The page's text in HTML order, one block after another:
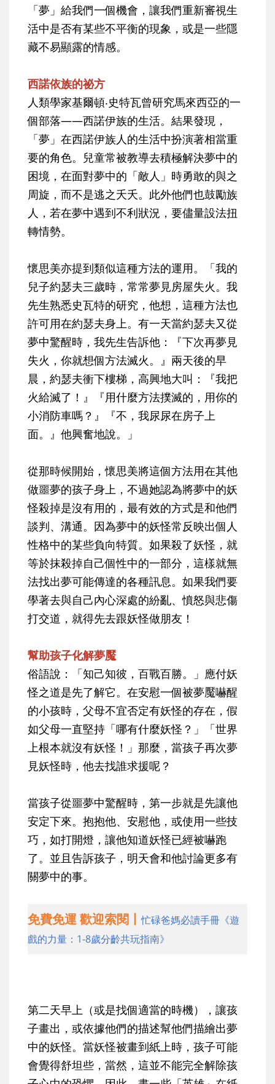
「夢」給我們一個機會，讓我們重新審視生
活中是否有某些不平衡的現象，或是一些隱
藏不易顯露的情感。
西諾依族的祕方
人類學家基爾頓‧史特瓦曾研究馬來西亞的一
個部落——西諾伊族的生活。結果發現，
「夢」在西諾伊族人的生活中扮演著相當重
要的角色。兒童常被教導去積極解決夢中的
困境，在面對夢中的「敵人」時勇敢的與之
周旋，而不是逃之夭夭。此外他們也鼓勵族
人，若在夢中遇到不利狀況，要儘量設法扭
轉情勢。
懷思美亦提到類似這種方法的運用。「我的
兒子約瑟夫三歲時，常常夢見房屋失火。我
先生熟悉史瓦特的研究，他想，這種方法也
許可用在約瑟夫身上。有一天當約瑟夫又從
夢中驚醒時，我先生告訴他：『下次再夢見
失火，你就想個方法滅火。』兩天後的早
晨，約瑟夫衝下樓梯，高興地大叫：『我把
火給滅了！』『用什麼方法撲滅的，用你的
小消防車嗎？』『不，我尿尿在房子上
面。』他興奮地說。」
從那時候開始，懷思美將這個方法用在其他
做噩夢的孩子身上，不過她認為將夢中的妖
怪殺掉是沒有用的，最有效的方式是和他們
談判、溝通。因為夢中的妖怪常反映出個人
性格中的某些負向特質。如果殺了妖怪，就
等於抹殺掉自己個性中的一部分，這樣就無
法找出夢可能傳達的各種訊息。如果我們要
學著去與自己內心深處的紛亂、憤怒與悲傷
打交道，就得先去跟妖怪做朋友！
幫助孩子化解夢魘
俗語說：「知己知彼，百戰百勝。」應付妖
怪之道是先了解它。在安慰一個被夢魘嚇醒
的小孩時，父母不宜否定有妖怪的存在，假
如父母一直堅持「哪有什麼妖怪？」「世界
上根本就沒有妖怪！」那麼，當孩子再次夢
見妖怪時，他去找誰求援呢？
當孩子從噩夢中驚醒時，第一步就是先讓他
安定下來。抱抱他、安慰他，或使用一些技
巧，如打開燈，讓他知道妖怪已經被嚇跑
了。並且告訴孩子，明天會和他討論更多有
關夢中的事。
免費免運 歡迎索閱丨忙碌爸媽必讀手冊《遊
戲的力量：1-8歲分齡共玩指南》
第二天早上（或是找個適當的時機），讓孩
子畫出，或依據他們的描述幫他們描繪出夢
中的妖怪。當妖怪被畫到紙上時，孩子可能
會覺得舒坦些，當然，這並不能完全解除孩